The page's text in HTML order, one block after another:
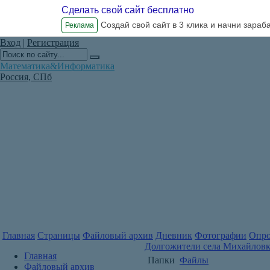
Сделать свой сайт бесплатно
Реклама Создай свой сайт в 3 клика и начни
Вход | Регистрация
Математика&Информатика
Россия, СПб
Главная Страницы Файловый архив Дневник Фотографии
Главная
Файловый архив
Долгожители села
Папки Файлы